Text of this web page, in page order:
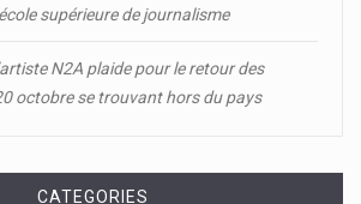
supérieure de journalisme
N2A plaide pour le retour des
octobre se trouvant hors du pays
CATEGORIES